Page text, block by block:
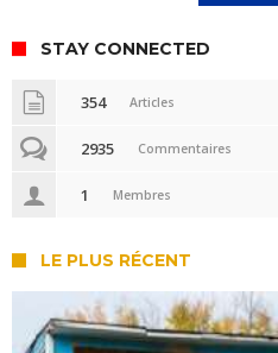
STAY CONNECTED
354 Articles
2935 Commentaires
1 Membres
LE PLUS RÉCENT